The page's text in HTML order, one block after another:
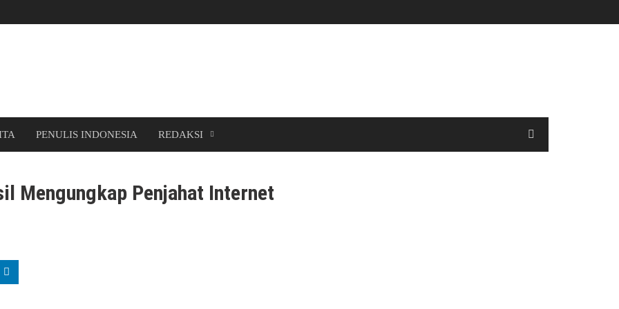
PENULIS INDONESIA REDAKSI
Mengungkap Penjahat Internet